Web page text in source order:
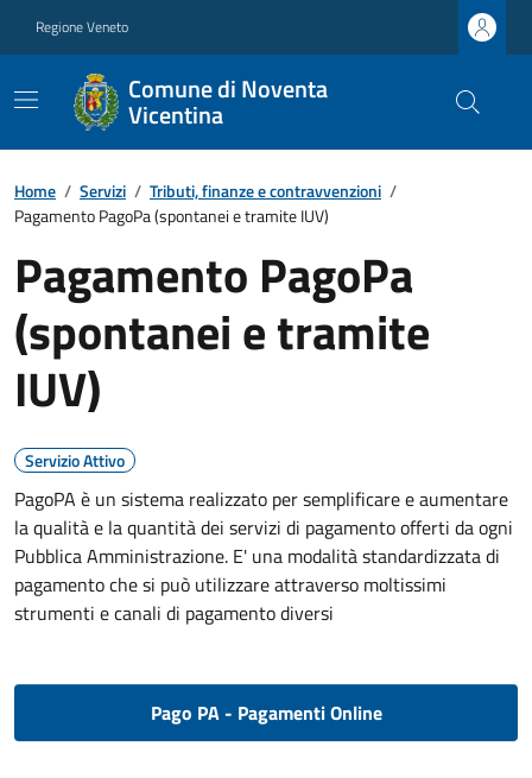
Regione Veneto
Comune di Noventa
Vicentina
Home / Servizi / Tributi, finanze e contravvenzioni /
Pagamento PagoPa (spontanei e tramite IUV)
Pagamento PagoPa
(spontanei e tramite
IUV)
Servizio Attivo
PagoPA è un sistema realizzato per semplificare e aumentare
la qualità e la quantità dei servizi di pagamento offerti da ogni
Pubblica Amministrazione. E' una modalità standardizzata di
pagamento che si può utilizzare attraverso moltissimi
strumenti e canali di pagamento diversi
Pago PA - Pagamenti Online